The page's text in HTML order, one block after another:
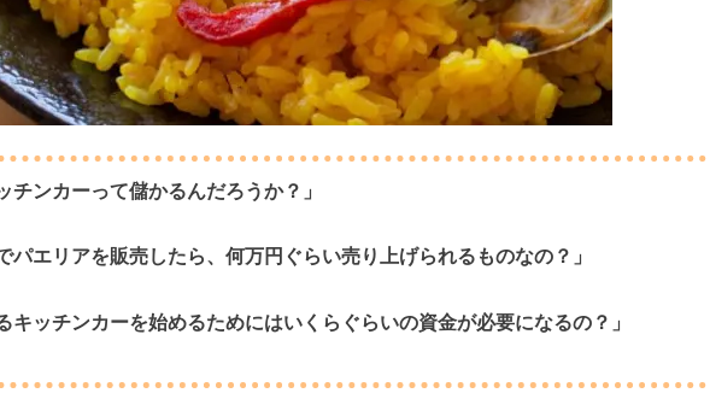
チンカーって儲かるんだろうか？」
パエリアを販売したら、何万円ぐらい売り上げられるものなの？」
キッチンカーを始めるためにはいくらぐらいの資金が必要になるの？」